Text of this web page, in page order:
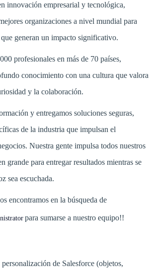
innovación empresarial y tecnológica,
organizaciones a nivel mundial para
generan un impacto significativo.
profesionales en más de 70 países,
conocimiento con una cultura que valora
y la colaboración.
y entregamos soluciones seguras,
de la industria que impulsan el
Nuestra gente impulsa todos nuestros
grande para entregar resultados mientras se
sea escuchada.
encontramos en la búsqueda de
para sumarse a nuestro equipo!!
de Salesforce (objetos,